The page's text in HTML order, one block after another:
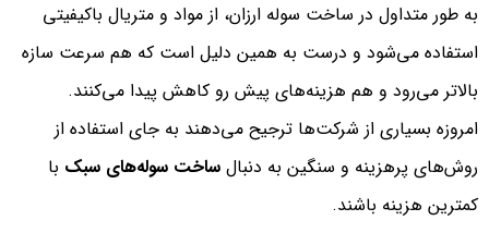
به طور متداول در ساخت سوله ارزان، از مواد و متریال باکیفیتی
استفاده می‌شود و درست به همین دلیل است که هم سرعت سازه
بالاتر می‌رود و هم هزینه‌های پیش رو کاهش پیدا می‌‎کنند.
امروزه بسیاری از شرکت‌ها ترجیح می‌دهند به جای استفاده از
روش‌های پرهزینه و سنگین به دنبال ساخت سوله‌های سبک با
کمترین هزینه باشند.